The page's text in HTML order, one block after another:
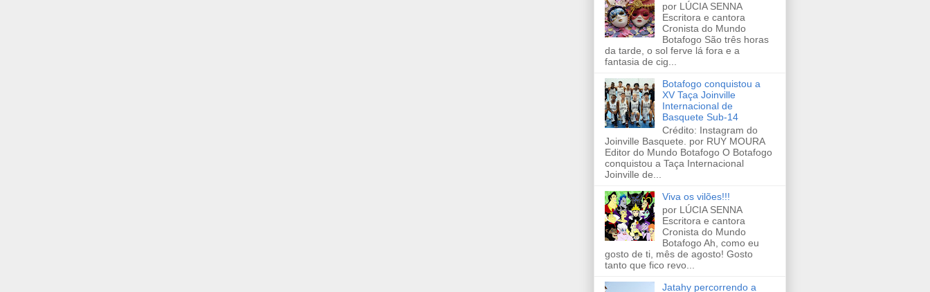
por LÚCIA SENNA
Escritora e cantora
Cronista do Mundo
Botafogo São três horas
da tarde, o sol ferve lá fora e a
fantasia de cig...
Botafogo conquistou a
XV Taça Joinville
Internacional de
Basquete Sub-14
Crédito: Instagram do
Joinville Basquete. por RUY MOURA
Editor do Mundo Botafogo O Botafogo
conquistou a Taça Internacional
Joinville de...
Viva os vilões!!!
por LÚCIA SENNA
Escritora e cantora
Cronista do Mundo
Botafogo Ah, como eu
gosto de ti, mês de agosto! Gosto
tanto que fico revo...
Jatahy percorrendo a